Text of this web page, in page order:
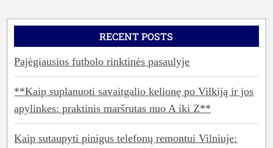
RECENT POSTS
Pajėgiausios futbolo rinktinės pasaulyje
**Kaip suplanuoti savaitgalio kelionę po Vilkiją ir jos
apylinkes: praktinis maršrutas nuo A iki Z**
Kaip sutaupyti pinigus telefonų remontui Vilniuje: